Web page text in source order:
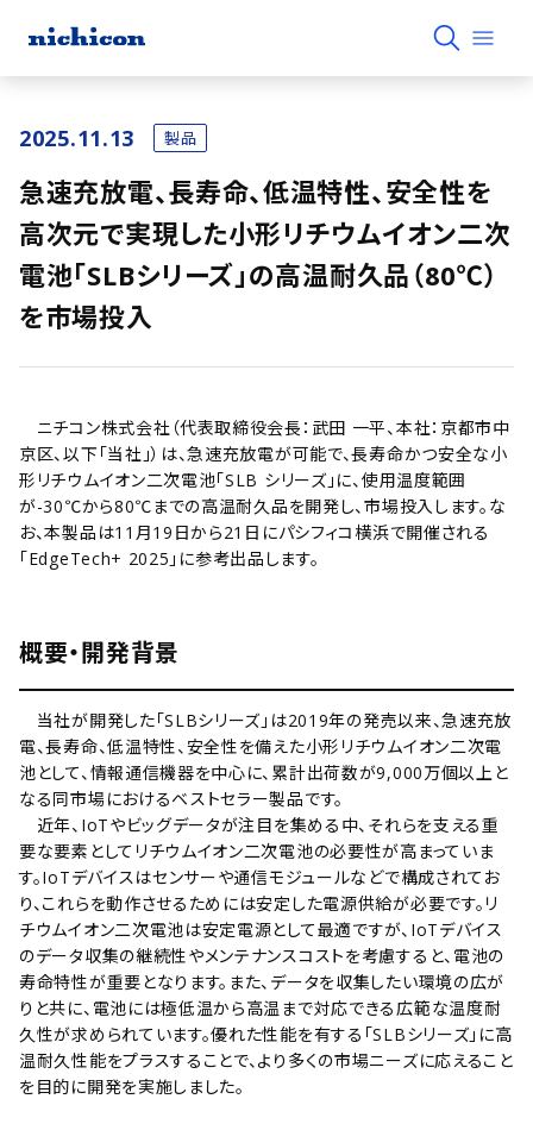
2025.11.13 製品
急速充放電、長寿命、低温特性、安全性を
高次元で実現した小形リチウムイオン二次
電池「SLBシリーズ」の高温耐久品（80℃）
を市場投入
ニチコン株式会社（代表取締役会長：武田 一平、本社：京都市中
京区、以下「当社」）は、急速充放電が可能で、長寿命かつ安全な小
形リチウムイオン二次電池「SLB シリーズ」に、使用温度範囲
が-30℃から80℃までの高温耐久品を開発し、市場投入します。な
お、本製品は11月19日から21日にパシフィコ横浜で開催される
「EdgeTech+ 2025」に参考出品します。
概要・開発背景
当社が開発した「SLBシリーズ」は2019年の発売以来、急速充放
電、長寿命、低温特性、安全性を備えた小形リチウムイオン二次電
池として、情報通信機器を中心に、累計出荷数が9,000万個以上と
なる同市場におけるベストセラー製品です。
近年、IoTやビッグデータが注目を集める中、それらを支える重
要な要素としてリチウムイオン二次電池の必要性が高まっていま
す。IoTデバイスはセンサーや通信モジュールなどで構成されてお
り、これらを動作させるためには安定した電源供給が必要です。リ
チウムイオン二次電池は安定電源として最適ですが、IoTデバイス
のデータ収集の継続性やメンテナンスコストを考慮すると、電池の
寿命特性が重要となります。また、データを収集したい環境の広が
りと共に、電池には極低温から高温まで対応できる広範な温度耐
久性が求められています。優れた性能を有する「SLBシリーズ」に高
温耐久性能をプラスすることで、より多くの市場ニーズに応えること
を目的に開発を実施しました。